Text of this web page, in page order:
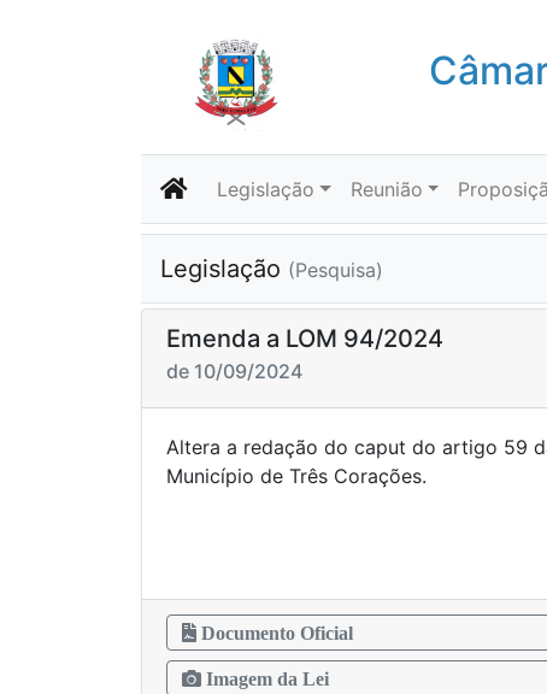
Legislação Reunião
Legislação (Pesquisa)
Emenda a LOM 94/2024
de 10/09/2024
Altera a redação do caput do artigo 59
Município de Três
Documento Oficial
Imagem da Lei